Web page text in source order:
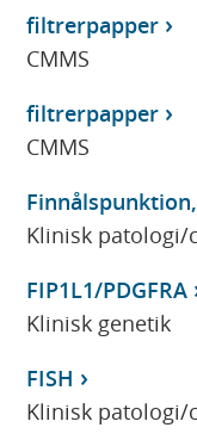
filtrerpapper
CMMS
filtrerpapper
CMMS
Klinisk patologi/
FIP1L1/PDGFRA
Klinisk genetik
FISH
Klinisk patologi/